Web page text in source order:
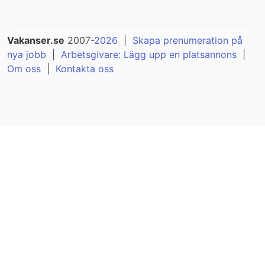
Vakanser.se 2007-2026
Skapa prenumeration på
nya jobb
Arbetsgivare: Lägg upp en platsannons
Om oss
Kontakta oss